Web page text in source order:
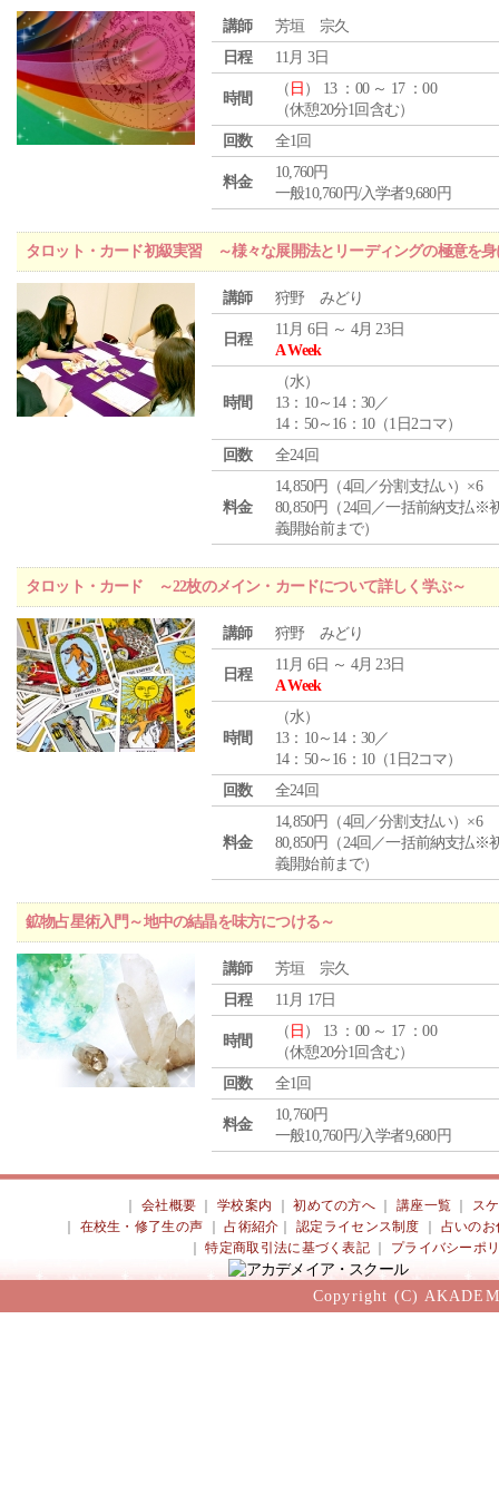
講師
芳垣 宗久
日程
11月 3日
時間
（ 日 ） 13 ：00 ～ 17 ：00
（休憩20分1回含む）
回数
全1回
料金
10,760円
一般10,760円/入学者9,680円
タロット・カード初級実習 ～様々な展開法とリーディングの極意を身
講師 狩野 みどり
日程
11月 6日 ～ 4月 23日
A Week
時間
（水）
13：10～14：30／
14：50～16：10（1日2コマ）
回数
全24回
料金
14,850円（4回／分割支払い）×6
80,850円（24回／一括前納支払※
義開始前まで）
タロット・カード ～22枚のメイン・カードについて詳しく学ぶ～
講師 狩野 みどり
日程
11月 6日 ～ 4月 23日
A Week
時間
（水）
13：10～14：30／
14：50～16：10（1日2コマ）
回数
全24回
料金
14,850円（4回／分割支払い）×6
80,850円（24回／一括前納支払※
義開始前まで）
鉱物占星術入門～地中の結晶を味方につける～
講師
芳垣 宗久
日程
11月 17日
時間
（ 日 ） 13 ：00 ～ 17 ：00
（休憩20分1回含む）
回数
全1回
料金
10,760円
一般10,760円/入学者9,680円
会社概要 ｜学校案内 ｜初めての方へ 講座一覧
ス
在校生・修了生の声 ｜占術紹介 ｜認定ライセンス制度
占いのお
｜特定商取引法に基づく表記 プライバシーポ
Copyright (C)